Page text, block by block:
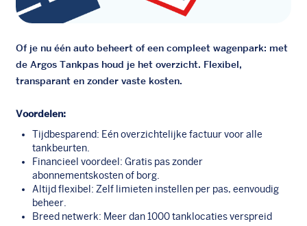
Of je nu één auto beheert of een compleet wagenpark: met
de Argos Tankpas houd je het overzicht. Flexibel,
transparant en zonder vaste kosten.
Voordelen:
Tijdbesparend: Eén overzichtelijke factuur voor alle
tankbeurten.
Financieel voordeel: Gratis pas zonder
abonnementskosten of borg.
Altijd flexibel: Zelf limieten instellen per pas, eenvoudig
beheer.
Breed netwerk: Meer dan 1000 tanklocaties verspreid